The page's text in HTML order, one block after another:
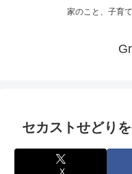
家のこと、子育
セカストせどり
X